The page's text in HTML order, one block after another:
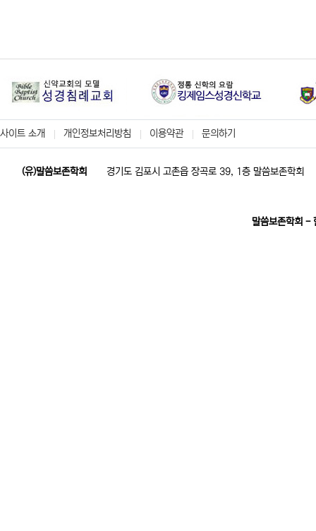
사이트 소개 개인정보처리방침 이용약관 문의하기
(유)말씀보존학회 경기도 김포시 고촌읍 장곡로 39, 1층 말씀보존학회
말씀보존학회 -